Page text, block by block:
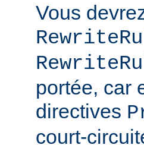
Vous
portée, car
directives
court-